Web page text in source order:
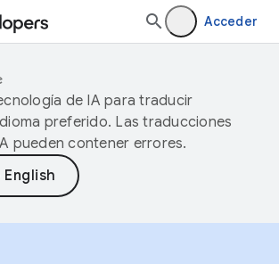
Acceder
de IA para traducir
preferido. Las traducciones
pueden contener errores.